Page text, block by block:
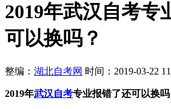
2019年武汉自考专
可以换吗？
整编： 湖北自考网 时间：2019-03-22
2019年武汉自考专业报错了还可以换吗